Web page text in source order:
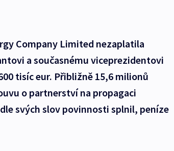
Company Limited nezaplatila
a současnému viceprezidentovi
tisíc eur. Přibližně 15,6 milionů
o partnerství na propagaci
svých slov povinnosti splnil, peníze